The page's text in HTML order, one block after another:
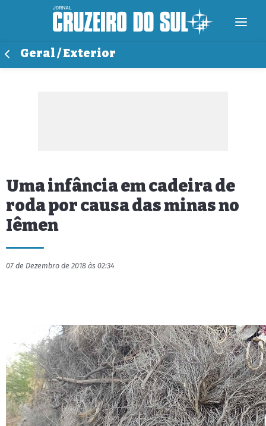
Geral / Exterior
Uma infância em cadeira de
roda por causa das minas no
Iêmen
07 de Dezembro de 2018 às 02:34